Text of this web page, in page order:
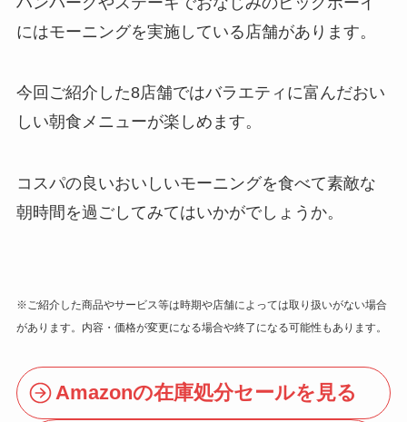
にはモーニングを実施している店舗があります。
今回ご紹介した8店舗ではバラエティに富んだおい
しい朝食メニューが楽しめます。
コスパの良いおいしいモーニングを食べて素敵な
朝時間を過ごしてみてはいかがでしょうか。
※ご紹介した商品やサービス等は時期や店舗によっては取り扱いがない場合
があります。内容・価格が変更になる場合や終了になる可能性もあります。
Amazonの在庫処分セールを見る